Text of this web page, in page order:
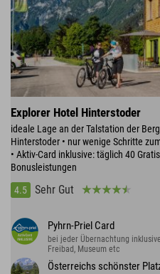
Explorer Hotel Hinterstoder
ideale Lage an der Talstation der
Hinterstoder • nur wenige Schritte
• Aktiv-Card inklusive: täglich 40
Bonusleistungen
4.5
Sehr Gut
Pyhrn-Priel Card
bei jeder Übernachtung
Freibad, Museum etc
Österreichs schönster